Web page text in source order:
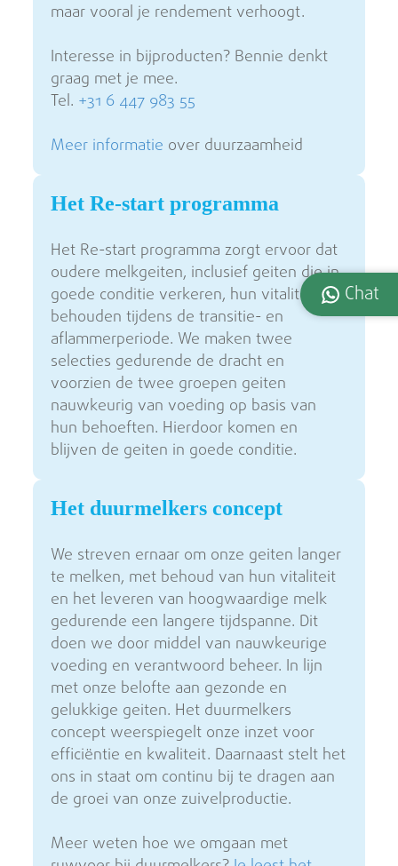
maar vooral je rendement verhoogt.
Interesse in bijproducten? Bennie denkt
graag met je mee.
Tel. +31 6 447 983 55
Meer informatie over duurzaamheid
Het Re-start programma
Het Re-start programma zorgt ervoor dat
oudere melkgeiten, inclusief geiten die in
goede conditie verkeren, hun vitaliteit
behouden tijdens de transitie- en
aflammerperiode. We maken twee
selecties gedurende de dracht en
voorzien de twee groepen geiten
nauwkeurig van voeding op basis van
hun behoeften. Hierdoor komen en
blijven de geiten in goede conditie.
Het duurmelkers concept
We streven ernaar om onze geiten langer
te melken, met behoud van hun vitaliteit
en het leveren van hoogwaardige melk
gedurende een langere tijdspanne. Dit
doen we door middel van nauwkeurige
voeding en verantwoord beheer. In lijn
met onze belofte aan gezonde en
gelukkige geiten. Het duurmelkers
concept weerspiegelt onze inzet voor
efficiëntie en kwaliteit. Daarnaast stelt het
ons in staat om continu bij te dragen aan
de groei van onze zuivelproductie.
Meer weten hoe we omgaan met
Chat